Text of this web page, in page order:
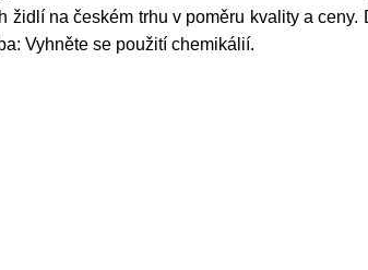
na českém trhu v poměru kvality a ceny.
Vyhněte se použití chemikálií.